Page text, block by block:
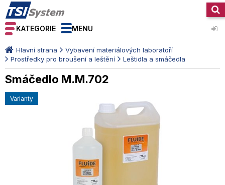
KATEGORIE MENU
Hlavní strana
Vybavení materiálových laboratoří
Prostředky pro broušení a leštění
Leštidla a smáčedla
Smáčedlo M.M.702
varianty